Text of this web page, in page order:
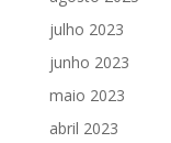
julho 2023
junho 2023
maio 2023
abril 2023